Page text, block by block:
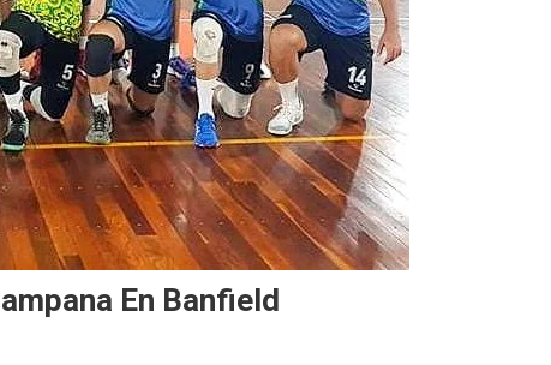
En Banfield